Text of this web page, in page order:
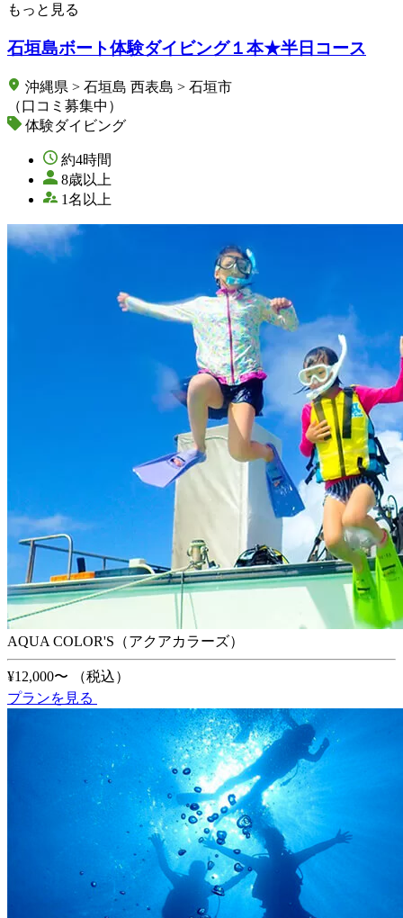
もっと見る
石垣島ボート体験ダイビング１本★半日コース
沖縄県 > 石垣島 西表島 > 石垣市
（口コミ募集中）
体験ダイビング
約4時間
8歳以上
1名以上
AQUA COLOR'S（アクアカラーズ）
¥12,000〜
（税込）
プランを見る